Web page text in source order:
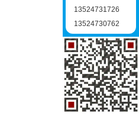
13524731726
13524730762